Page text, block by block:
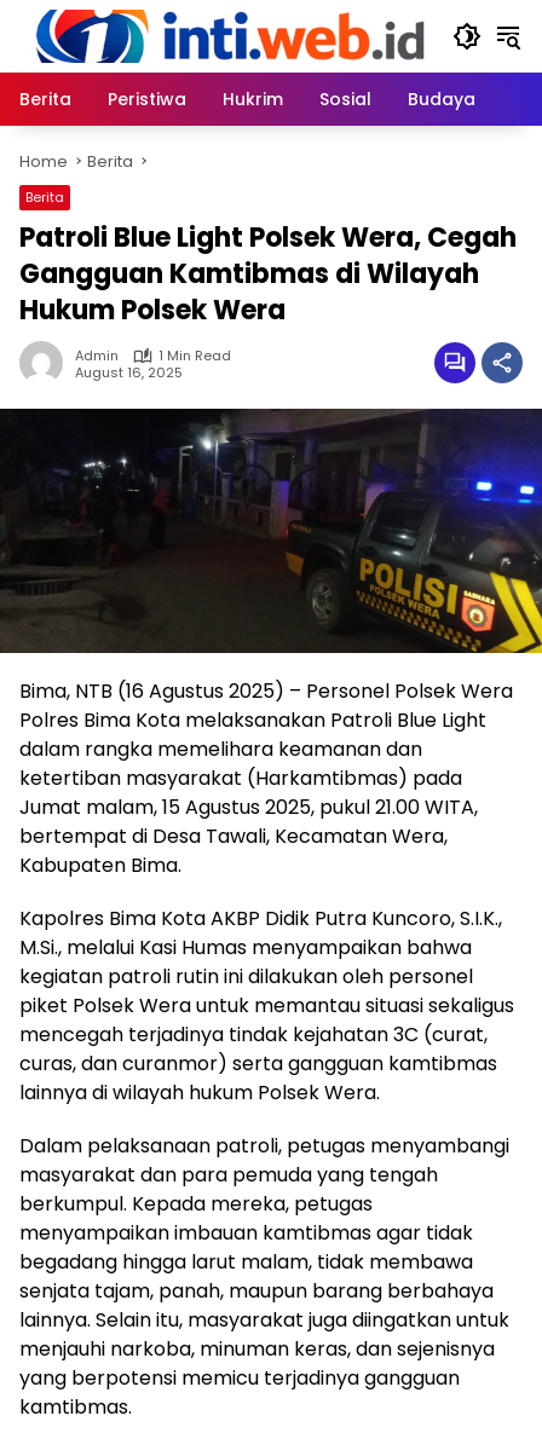
content
Berita
Peristiwa Hukrim Sosial Budaya
Home Berita
Berita
Patroli Blue Light Polsek Wera, Cegah
Gangguan Kamtibmas di Wilayah
Hukum Polsek Wera
Admin
1 Min Read
August 16, 2025
Bima, NTB (16 Agustus 2025) – Personel Polsek Wera
Polres Bima Kota melaksanakan Patroli Blue Light
dalam rangka memelihara keamanan dan
ketertiban masyarakat (Harkamtibmas) pada
Jumat malam, 15 Agustus 2025, pukul 21.00 WITA,
bertempat di Desa Tawali, Kecamatan Wera,
Kabupaten Bima.
Kapolres Bima Kota AKBP Didik Putra Kuncoro, S.I.K.,
M.Si., melalui Kasi Humas menyampaikan bahwa
kegiatan patroli rutin ini dilakukan oleh personel
piket Polsek Wera untuk memantau situasi sekaligus
mencegah terjadinya tindak kejahatan 3C (curat,
curas, dan curanmor) serta gangguan kamtibmas
lainnya di wilayah hukum Polsek Wera.
Dalam pelaksanaan patroli, petugas menyambangi
masyarakat dan para pemuda yang tengah
berkumpul. Kepada mereka, petugas
menyampaikan imbauan kamtibmas agar tidak
begadang hingga larut malam, tidak membawa
senjata tajam, panah, maupun barang berbahaya
lainnya. Selain itu, masyarakat juga diingatkan untuk
menjauhi narkoba, minuman keras, dan sejenisnya
yang berpotensi memicu terjadinya gangguan
kamtibmas.